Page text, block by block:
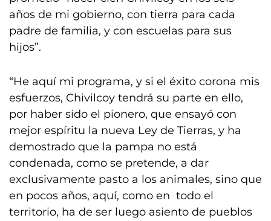
años de mi gobierno, con tierra para cada
padre de familia, y con escuelas para sus
hijos”.
“He aquí mi programa, y si el éxito corona mis
esfuerzos, Chivilcoy tendrá su parte en ello,
por haber sido el pionero, que ensayó con
mejor espíritu la nueva Ley de Tierras, y ha
demostrado que la pampa no está
condenada, como se pretende, a dar
exclusivamente pasto a los animales, sino que
en pocos años, aquí, como en todo el
territorio, ha de ser luego asiento de pueblos